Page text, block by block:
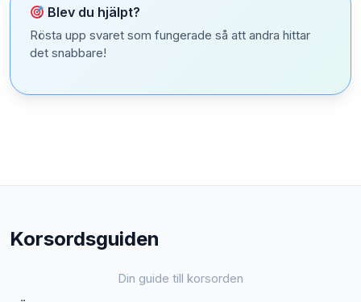
Blev du hjälpt?
Rösta upp svaret som fungerade så att andra hittar
det snabbare!
Korsordsguiden
Din guide till korsorden